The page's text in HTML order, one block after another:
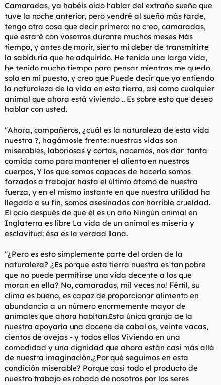
Camaradas, ya habéis oído hablar del extraño sueño que
tuve la noche anterior, pero vendré al sueño más tarde,
tengo otra cosa que decir primero: no creo, camaradas,
que estaré con vosotros durante muchos meses Más
tiempo, y antes de morir, siento mi deber de transmitirte
la sabiduría que he adquirido. He tenido una larga vida,
he tenido mucho tiempo para pensar mientras me quedo
solo en mi puesto, y creo que Puede decir que yo entiendo
la naturaleza de la vida en esta tierra, así como cualquier
animal que ahora está viviendo .. Es sobre esto que deseo
hablar con usted.
"Ahora, compañeros, ¿cuál es la naturaleza de esta vida
nuestra ?, hagámosle frente: nuestras vidas son
miserables, laboriosas y cortas, nacemos, nos dan tanta
comida como para mantener el aliento en nuestros
cuerpos, Y los que somos capaces de hacerlo somos
forzados a trabajar hasta el último átomo de nuestra
fuerza, y en el mismo instante en que nuestra utilidad ha
llegado a su fin, somos asesinados con horrible crueldad.
El ocio después de que él es un año Ningún animal en
Inglaterra es libre La vida de un animal es miseria y
esclavitud: ésa es la verdad llana.
"¿Pero es esto simplemente parte del orden de la
naturaleza? ¿Es porque esta tierra nuestra es tan pobre
que no puede permitirse una vida decente a los que
moran en ella? No, camaradas, mil veces no! Fértil, su
clima es bueno, es capaz de proporcionar alimento en
abundancia a un número enormemente mayor de
animales que ahora habitan.Esta única granja de la
nuestra apoyaría una docena de caballos, veinte vacas,
cientos de ovejas - y todos ellos Viviendo en una
comodidad y una dignidad que ahora están casi más allá
de nuestra imaginación.¿Por qué seguimos en esta
condición miserable? Porque casi todo el producto de
nuestro trabajo es robado de nosotros por los seres